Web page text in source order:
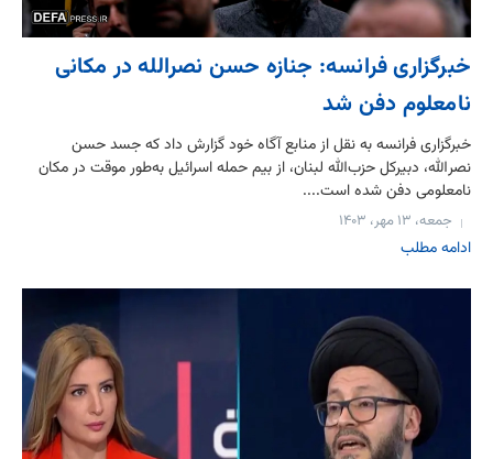
خبرگزاری فرانسه: جنازه حسن نصرالله در مکانی
نامعلوم دفن شد
خبرگزاری فرانسه به نقل از منابع آگاه خود گزارش داد که جسد حسن
نصرالله، دبیرکل حزب‌الله لبنان، از بیم حمله اسرائيل به‌طور موقت در مکان
نامعلومی دفن شده است....
جمعه، ۱۳ مهر، ۱۴۰۳
ادامه مطلب